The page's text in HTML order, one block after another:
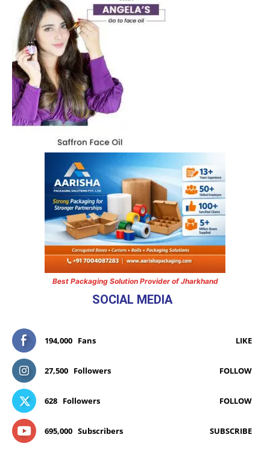
Best Packaging Solution Provider of Jharkhand
SOCIAL MEDIA
194,000 Fans LIKE
27,500 Followers FOLLOW
628 Followers FOLLOW
695,000 Subscribers SUBSCRIBE